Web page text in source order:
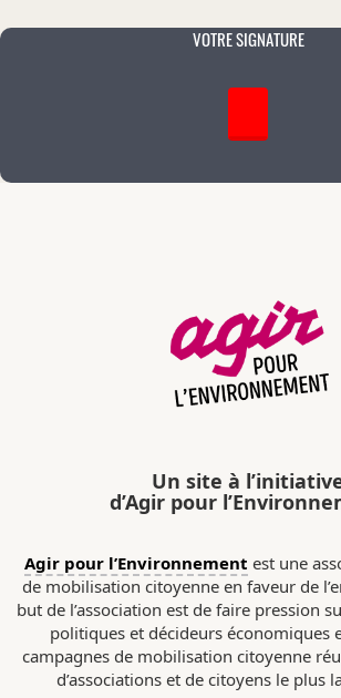
VOTRE SIGNATURE
Un site à
d’Agir pour
Agir pour l’Environnement est une
de mobilisation citoyenne en faveur de
but de l’association est de faire pression
politiques et décideurs économiques
campagnes de mobilisation citoyenne
d’associations et de citoyens le plus